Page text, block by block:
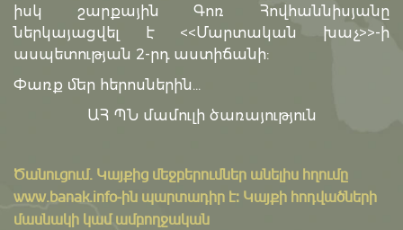
իսկ շարքային Գոռ Հովհաննիսյանը
ներկայացվել է <<Մարտական խաչ>>-ի
ասպետության 2-րդ աստիճանի:
Փառք մեր հերոսներին…
ԱՀ ՊՆ մամուլի ծառայություն
Ծանուցում․ Կայքից մեջբերումներ անելիս հղումը
www.banak.info-ին պարտադիր է: Կայքի հոդվածների
մասնակի կամ ամբողջական